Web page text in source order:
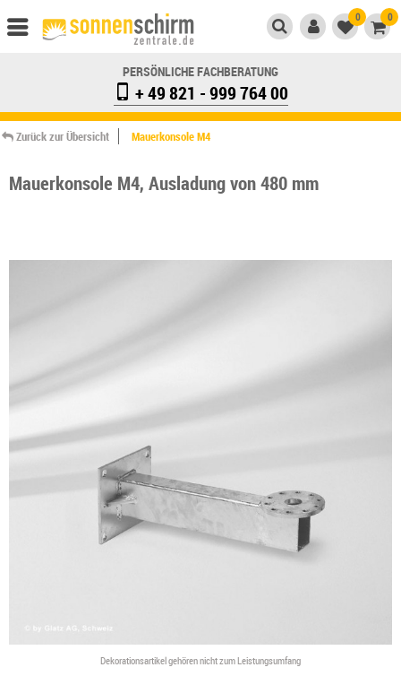
0 0
PERSÖNLICHE FACHBERATUNG
+ 49 821 - 999 764 00
Zurück zur Übersicht Mauerkonsole M4
Mauerkonsole M4, Ausladung von 480 mm
Dekorationsartikel gehören nicht zum Leistungsumfang